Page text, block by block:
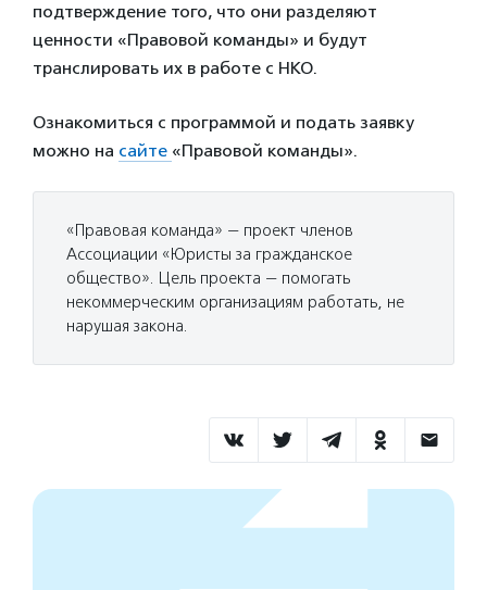
подтверждение того, что они разделяют
ценности «Правовой команды» и будут
транслировать их в работе с НКО.
Ознакомиться с программой и подать заявку
можно на сайте «Правовой команды».
«Правовая команда» — проект членов
Ассоциации «Юристы за гражданское
общество». Цель проекта — помогать
некоммерческим организациям работать, не
нарушая закона.